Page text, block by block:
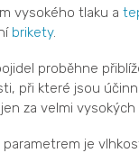
vysokého tlaku a
brikety.
proběhne
při které jsou
za velmi vysokých
je